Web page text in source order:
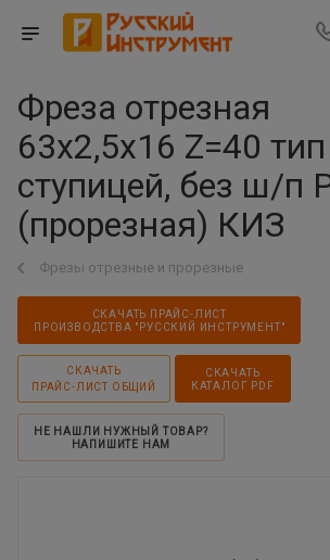
Фреза отрезная
63х2,5х16 Z=40
ступицей, без ш/п
(прорезная) КИЗ
Фрезы отрезные и прорезные
СКАЧАТЬ ПРАЙС-ЛИСТ
ПРОИЗВОДСТВА "РУССКИЙ ИНСТРУМЕНТ"
СКАЧАТЬ
ПРАЙС-ЛИСТ ОБЩИЙ
СКАЧАТЬ
КАТАЛОГ PDF
НЕ НАШЛИ НУЖНЫЙ ТОВАР?
НАПИШИТЕ НАМ